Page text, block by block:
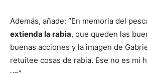
Además, añade: “En memoria del
extienda la rabia, que queden las
buenas acciones y la imagen de
retuitee cosas de rabia. Ese no es mi